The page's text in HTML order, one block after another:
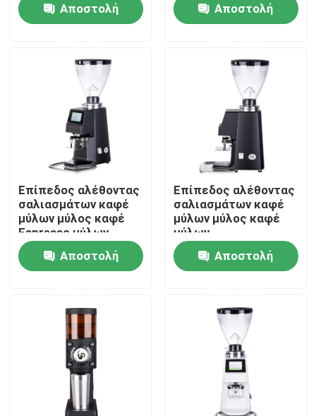
Σπίτι
Εμφάνιση VR
Περίπου εμείς
Γύρος εργοστασίων
Ποιοτικός έλεγχος
Μας ελάτε σε επαφή με
Περιπτώσεις
Μύλος φασολιών καφέ
Μύλος καφέ σαλιασμάτων
Αποστολή Αποστολή
Επίπεδος αλέθοντας
σαλιασμάτων καφέ
μύλων μύλος καφέ
Espresso μύλων
εμπορικός
Αποστολή
Επίπεδος αλέθοντας
σαλιασμάτων καφέ
μύλων μύλος καφέ
μύλων
χειρωνακτικός
Αποστολή